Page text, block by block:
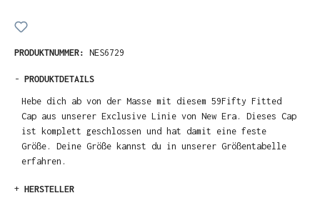
PRODUKTNUMMER: NES6729
- PRODUKTDETAILS
Hebe dich ab von der Masse mit diesem 59Fifty Fitted
Cap aus unserer Exclusive Linie von New Era. Dieses Cap
ist komplett geschlossen und hat damit eine feste
Größe. Deine Größe kannst du in unserer Größentabelle
erfahren.
+ HERSTELLER